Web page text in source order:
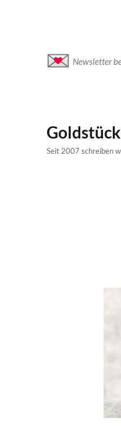
Newsletter
Seit 2007 schreiben